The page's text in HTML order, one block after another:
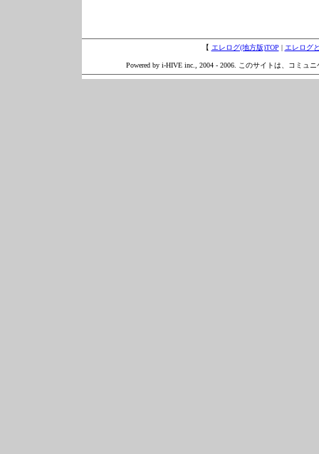
【 エレログ(地方版)TOP | エレログ
Powered by i-HIVE inc., 2004 - 2006. このサイトは、コミュ